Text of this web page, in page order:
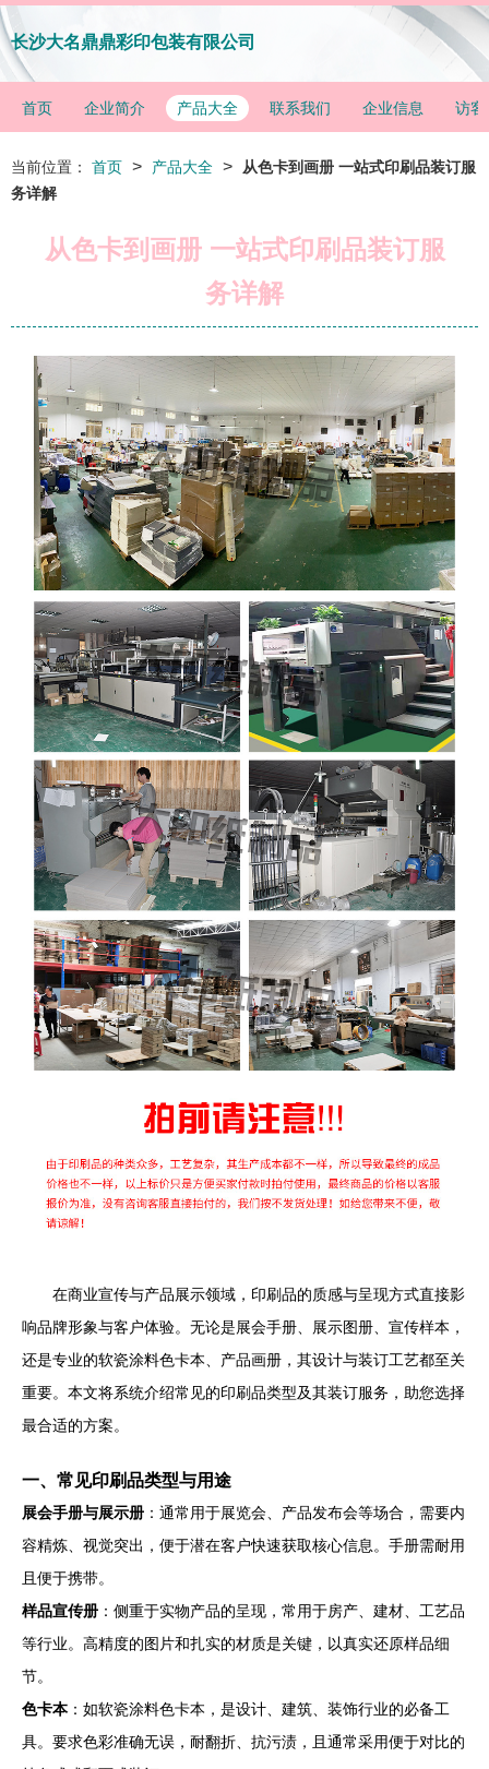
长沙大名鼎鼎彩印包装有限公司
首页 企业简介 产品大全 联系我们 企业信息 访客
当前位置： 首页 > 产品大全 >
从色卡到画册 一站式印刷品装订服
务详解
从色卡到画册 一站式印刷品装订服
务详解
在商业宣传与产品展示领域，印刷品的质感与呈现方式直接影
响品牌形象与客户体验。无论是展会手册、展示图册、宣传样本，
还是专业的软瓷涂料色卡本、产品画册，其设计与装订工艺都至关
重要。本文将系统介绍常见的印刷品类型及其装订服务，助您选择
最合适的方案。
一、常见印刷品类型与用途
展会手册与展示册 ：通常用于展览会、产品发布会等场合，需要内
容精炼、视觉突出，便于潜在客户快速获取核心信息。手册需耐用
且便于携带。
样品宣传册 ：侧重于实物产品的呈现，常用于房产、建材、工艺品
等行业。高精度的图片和扎实的材质是关键，以真实还原样品细
节。
色卡本：如软瓷涂料色卡本，是设计、建筑、装饰行业的必备工
具。要求色彩准确无误，耐翻折、抗污渍，且通常采用便于对比的